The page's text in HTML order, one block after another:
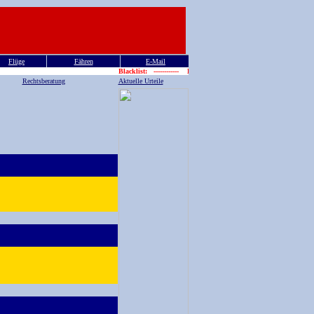
Flüge Fähren
E-Mail
Blacklist: ------------ Blacklist :
Rechtsberatung
Aktuelle Urteile